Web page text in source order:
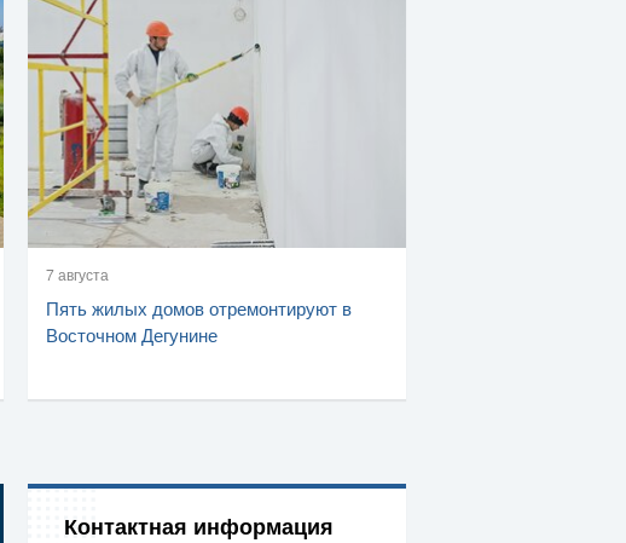
7 августа
Пять жилых домов отремонтируют в
Восточном Дегунине
Контактная информация